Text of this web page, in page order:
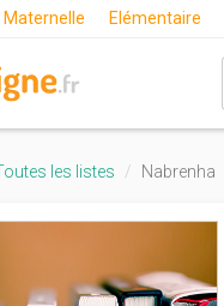
Maternelle Elémentaire
les listes Nabrenha